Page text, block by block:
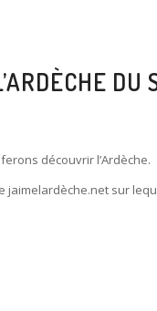
DU
découvrir l’Ardèche.
jaimelardèche.net sur